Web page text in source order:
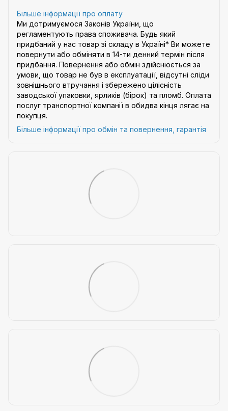
Більше інформації про оплату
Ми дотримуємося Законів України, що
регламентують права споживача. Будь який
придбаний у нас товар зі складу в Україні* Ви можете
повернути або обміняти в 14-ти денний термін після
придбання. Повернення або обмін здійснюється за
умови, що товар не був в експлуатації, відсутні сліди
зовнішнього втручання і збережено цілісність
заводської упаковки, ярликів (бірок) та пломб. Оплата
послуг транспортної компанії в обидва кінця лягає на
покупця.
Більше інформації про обмін та повернення, гарантія